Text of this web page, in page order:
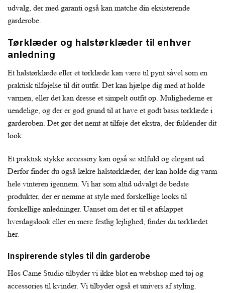
udvalg, der med garanti også kan matche din eksisterende
garderobe.
Tørklæder og halstørklæder til enhver
anledning
Et halstørklæde eller et tørklæde kan være til pynt såvel som en
praktisk tilføjelse til dit outfit. Det kan hjælpe dig med at holde
varmen, eller det kan dresse et simpelt outfit op. Mulighederne er
uendelige, og der er god grund til at have et godt basis tørklæde i
garderoben. Det gør det nemt at tilføje det ekstra, der fuldender dit
look.
Et praktisk stykke accessory kan også se stilfuld og elegant ud.
Derfor finder du også lækre halstørklæder, der kan holde dig varm
hele vinteren igennem. Vi har som altid udvalgt de bedste
produkter, der er nemme at style med forskellige looks til
forskellige anledninger. Uanset om det er til et afslappet
hverdagslook eller en mere festlig lejlighed, finder du tørklædet
her.
Inspirerende styles til din garderobe
Hos Came Studio tilbyder vi ikke blot en webshop med tøj og
accessories til kvinder. Vi tilbyder også et univers af styling.